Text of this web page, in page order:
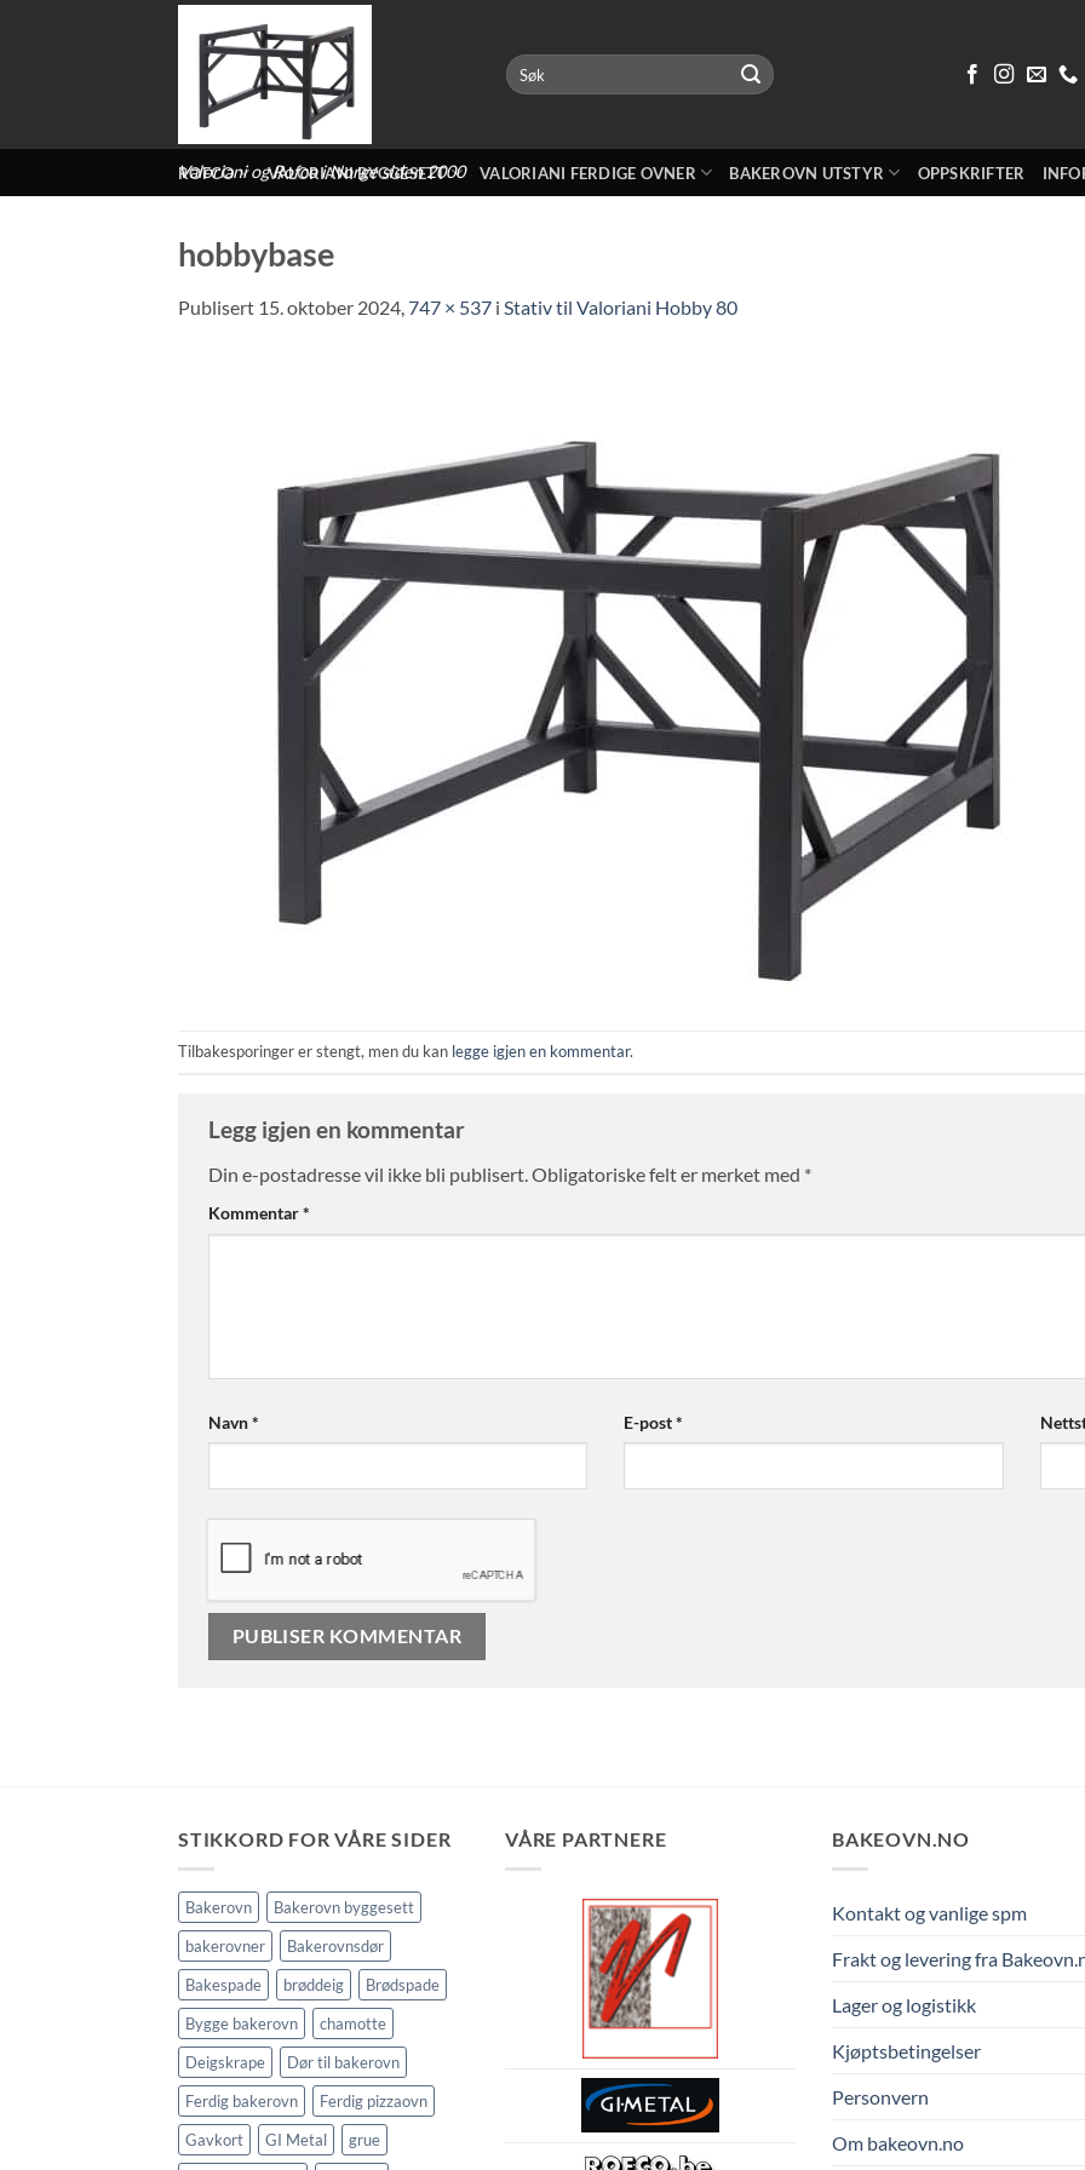
Valoriani og Rofco i Norge siden 2000
Søk
etter:
ROFCO VALORIANI BYGGESETT VALORIANI FERDIGE OVNER BAKEROVN UTSTYR OPPSKRIFTER
hobbybase
Publisert 15. oktober 2024 747 × 537 i Stativ til Valoriani Hobby 80
Tilbakesporinger er stengt, men du kan legge igjen en kommentar.
Legg igjen en kommentar
Din e-postadresse vil ikke bli publisert.Obligatoriske felt er merket med *
Kommentar*
Navn* E-post*
STIKKORD FOR VÅRE SIDER
Bakerovn
Bakerovn byggesett
bakerovner
Bakerovnsdør
Bakespade
brøddeig
Brødspade
Bygge bakerovn
chamotte
Deigskrape
Dør til bakerovn
Ferdig bakerovn
Ferdig pizzaovn
Gavkort
GI Metal
grue
VÅRE PARTNERE BAKEOVN.NO
Kontakt og vanlige spm
Frakt og levering fra
Lager og logistikk
Kjøptsbetingelser
Personvern
Om bakeovn.no